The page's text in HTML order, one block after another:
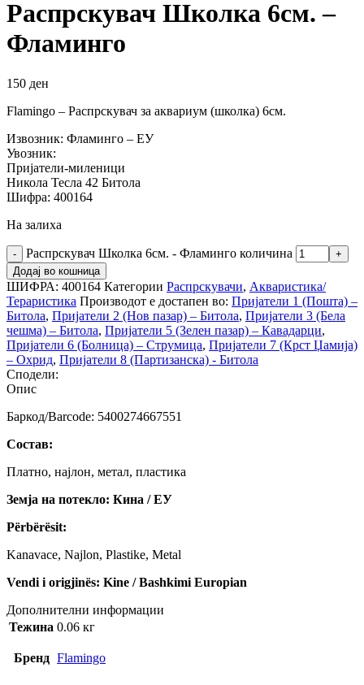
Распрскувач Школка 6см. –
Фламинго
150 ден
Flamingo – Распрскувач за аквариум (школка) 6см.
Извозник: Фламинго – ЕУ
Увозник:
Пријатели-миленици
Никола Тесла 42 Битола
Шифра: 400164
На залиха
Распрскувач Школка 6см. - Фламинго количина
Додај во кошница
ШИФРА: 400164 Категории Распрскувачи, Акваристика/
Тераристика Производот е достапен во: Пријатели 1 (Пошта) –
Битола, Пријатели 2 (Нов пазар) – Битола, Пријатели 3 (Бела
чешма) – Битола, Пријатели 5 (Зелен пазар) – Кавадарци,
Пријатели 6 (Болница) – Струмица, Пријатели 7 (Крст Џамија)
– Охрид, Пријатели 8 (Партизанска) - Битола
Сподели:
Опис
Баркод/Barcode: 5400274667551
Состав:
Платно, најлон, метал, пластика
Земја на потекло: Кина / ЕУ
Përbërësit:
Kanavace, Najlon, Plastike, Metal
Vendi i origjinës: Kine / Bashkimi Europian
Дополнителни информации
Тежина 0.06 кг
Бренд Flamingo